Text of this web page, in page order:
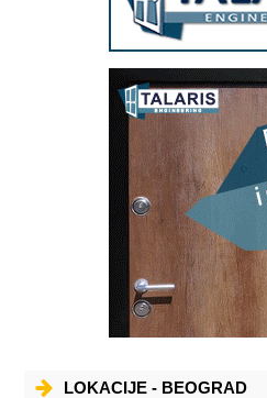
LOKACIJE - BEOGRAD